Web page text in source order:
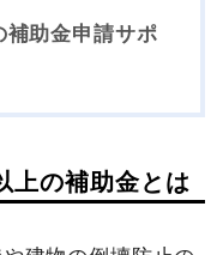
補助金申請サポ
上の補助金とは